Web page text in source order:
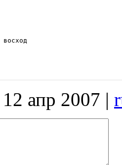
апр 2007 |